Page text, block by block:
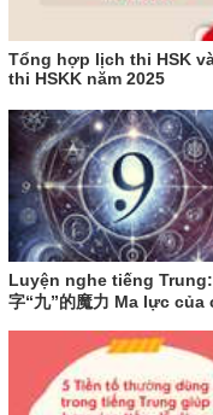
Tổng hợp lịch thi HSK
thi HSKK năm 2025
Luyện nghe tiếng
字“九”的魔力 Ma lực của